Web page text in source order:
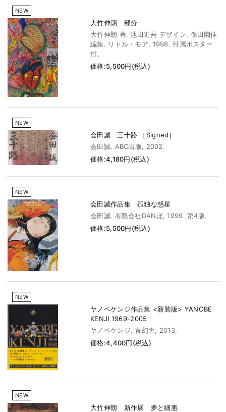
NEW
大竹伸朗 部分
大竹伸朗 著. 池田進吾 デザイン. 保田園佳
編集. リトル・モア, 1998. 付属ポスター
付。
価格:5,500円(税込)
NEW
会田誠 三十路 ［Signed］
会田誠. ABC出版, 2002.
価格:4,180円(税込)
NEW
会田誠作品集 孤独な惑星
会田誠. 有限会社DANぼ, 1999. 第4版.
価格:5,500円(税込)
NEW
ヤノベケンジ作品集 <新装版> YANOBE
KENJI 1969-2005
ヤノベケンジ. 青幻舎, 2013.
価格:4,400円(税込)
NEW
大竹伸朗 新作展 夢と細胞